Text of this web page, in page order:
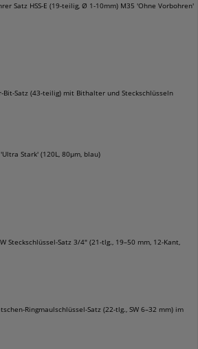
Satz HSS-E (19-teilig, Ø 1-10mm) M35 'Ohne Vorbohren'
Bit-Satz (43-teilig) mit Bithalter und Steckschlüsseln
Stark' (120L, 80µm, blau)
Steckschlüssel-Satz 3/4" (21-tlg., 19–50 mm, 12-Kant,
Ringmaulschlüssel-Satz (22-tlg., SW 6–32 mm) im